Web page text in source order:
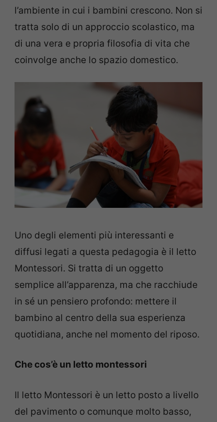
l’ambiente in cui i bambini crescono. Non si
tratta solo di un approccio scolastico, ma
di una vera e propria filosofia di vita che
coinvolge anche lo spazio domestico.
Uno degli elementi più interessanti e
diffusi legati a questa pedagogia è il letto
Montessori. Si tratta di un oggetto
semplice all’apparenza, ma che racchiude
in sé un pensiero profondo: mettere il
bambino al centro della sua esperienza
quotidiana, anche nel momento del riposo.
Che cos’è un letto montessori
Il letto Montessori è un letto posto a livello
del pavimento o comunque molto basso,